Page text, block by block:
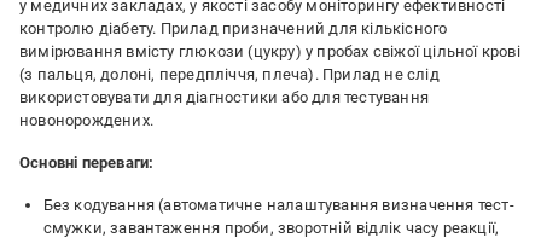
у медичних закладах, у якості засобу моніторингу ефективності
контролю діабету. Прилад призначений для кількісного
вимірювання вмісту глюкози (цукру) у пробах свіжої цільної крові
(з пальця, долоні, передпліччя, плеча). Прилад не слід
використовувати для діагностики або для тестування
новонорождених.
Основні переваги:
Без кодування (автоматичне налаштування визначення тест-
смужки, завантаження проби, зворотній відлік часу реакції,